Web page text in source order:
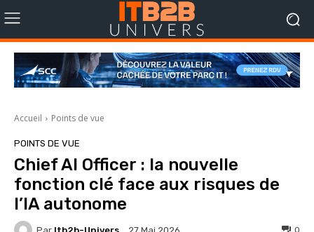
Accueil Points de vue
POINTS DE VUE
Chief AI Officer : la nouvelle
fonction clé face aux risques de
l’IA autonome
Par Itb2b-Univers 0